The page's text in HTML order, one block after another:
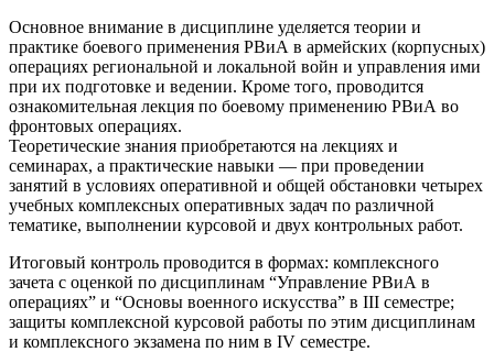
Основное внимание в дисциплине уделяется теории и
практике боевого применения РВиА в армейских (корпусных)
операциях региональной и локальной войн и управления ими
при их подготовке и ведении. Кроме того, проводится
ознакомительная лекция по боевому применению РВиА во
фронтовых операциях.
Теоретические знания приобретаются на лекциях и
семинарах, а практические навыки — при проведении
занятий в условиях оперативной и общей обстановки четырех
учебных комплексных оперативных задач по различной
тематике, выполнении курсовой и двух контрольных работ.
Итоговый контроль проводится в формах: комплексного
зачета с оценкой по дисциплинам “Управление РВиА в
операциях” и “Основы военного искусства” в III семестре;
защиты комплексной курсовой работы по этим дисциплинам
и комплексного экзамена по ним в IV семестре.